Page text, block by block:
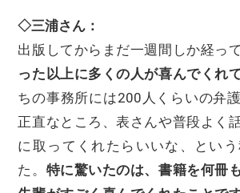
◇三浦さん：
出版してからまだ一週間しか経っ
った以上に多くの人が喜んでくれ
ちの事務所には200人くらいの弁
正直なところ、表さんや普段よく
に取ってくれたらいいな、とい
た。 特に驚いたのは、書籍を何冊